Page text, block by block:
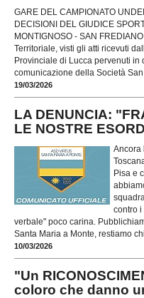
GARE DEL CAMPIONATO
DECISIONI DEL GIUDICE
MONTIGNOSO - SAN
Territoriale, visti gli atti ricevuti
Provinciale di Lucca pervenuti
comunicazione della Società
19/03/2026
LA DENUNCIA:
LE NOSTRE
Ancora
Pisa e
contro i
verbale" poco carina.
Santa Maria a Monte, restiamo
10/03/2026
"Un
coloro che danno